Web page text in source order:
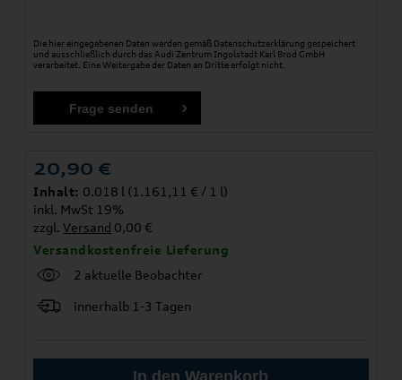
Die hier eingegebenen Daten werden gemäß Datenschutzerklärung gespeichert
und ausschließlich durch das Audi Zentrum Ingolstadt Karl Brod GmbH
verarbeitet. Eine Weitergabe der Daten an Dritte erfolgt nicht.
20,90 €
Inhalt: 0.018 l (1.161,11 € / 1 l)
inkl. MwSt 19%
zzgl.Versand 0,00 €
Versandkostenfreie Lieferung
2 aktuelle Beobachter
innerhalb 1-3 Tagen